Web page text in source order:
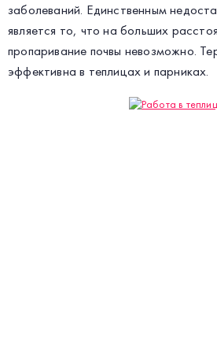
заболеваний. Единственным
является то, что на больших
пропаривание почвы невозможно.
эффективна в теплицах и парниках.